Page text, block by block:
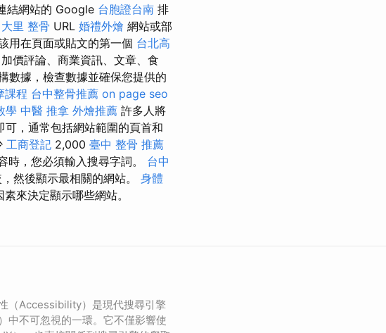
結網站的 Google 台胞證台南 排
大里 整骨 URL 婚禮外燴 網站或部
用在頁面或貼文的第一個 台北高
價評論、商業資訊、文章、食
數據，檢查數據並確保您提供的
課程 台中整骨推薦 on page seo
學 中醫 推拿 外燴推薦 許多人將
，通常包括網站範圍的頁首和
工商登記 2,000 臺中 整骨 推薦
時，您必須輸入搜尋字詞。 台中
然後顯示最相關的網站。 身體
來決定顯示哪些網站。
（Accessibility）是現代搜尋引擎
中不可忽視的一環。它不僅影響使